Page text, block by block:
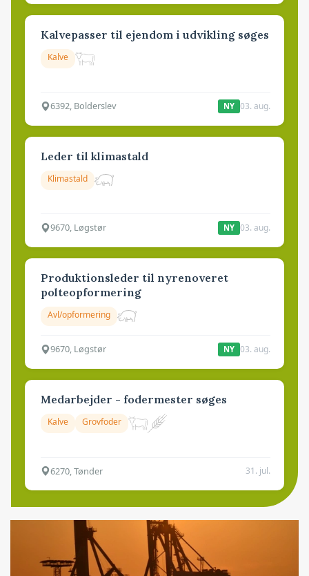
Kalvepasser til ejendom i udvikling søges
Kalve
6392, Bolderslev NY 03. aug.
Leder til klimastald
Klimastald
9670, Løgstør NY 03. aug.
Produktionsleder til nyrenoveret
polteopformering
Avl/opformering
9670, Løgstør NY 03. aug.
Medarbejder - fodermester søges
Kalve Grovfoder
6270, Tønder 31. jul.